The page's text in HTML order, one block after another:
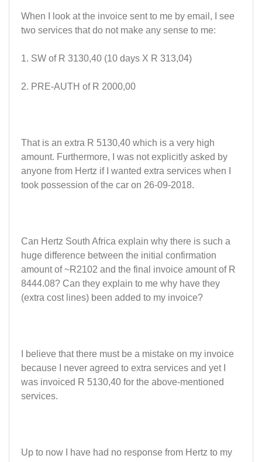
When I look at the invoice sent to me by email, I see
two services that do not make any sense to me:
1. SW of R 3130,40 (10 days X R 313,04)
2. PRE-AUTH of R 2000,00
That is an extra R 5130,40 which is a very high
amount. Furthermore, I was not explicitly asked by
anyone from Hertz if I wanted extra services when I
took possession of the car on 26-09-2018.
Can Hertz South Africa explain why there is such a
huge difference between the initial confirmation
amount of ~R2102 and the final invoice amount of R
8444.08? Can they explain to me why have they
(extra cost lines) been added to my invoice?
I believe that there must be a mistake on my invoice
because I never agreed to extra services and yet I
was invoiced R 5130,40 for the above-mentioned
services.
Up to now I have had no response from Hertz to my